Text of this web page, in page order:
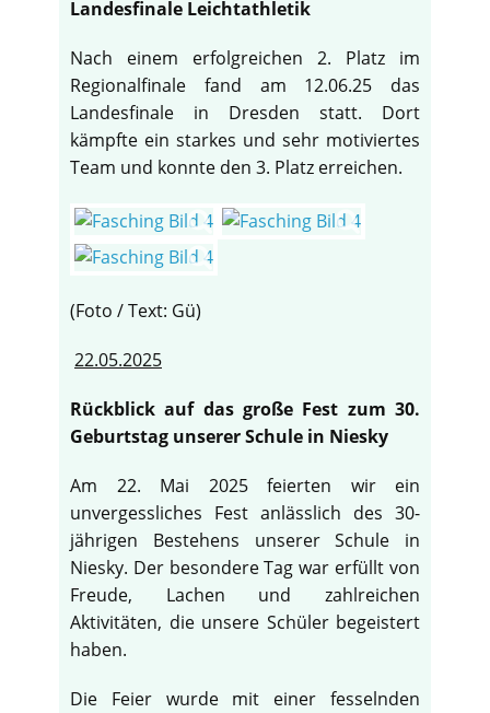
Landesfinale Leichtathletik
Nach einem erfolgreichen 2. Platz im
Regionalfinale fand am 12.06.25 das
Landesfinale in Dresden statt. Dort
kämpfte ein starkes und sehr motiviertes
Team und konnte den 3. Platz erreichen.
(Foto / Text: Gü)
22.05.2025
Rückblick auf das große Fest zum 30.
Geburtstag unserer Schule in Niesky
Am 22. Mai 2025 feierten wir ein
unvergessliches Fest anlässlich des 30-
jährigen Bestehens unserer Schule in
Niesky. Der besondere Tag war erfüllt von
Freude, Lachen und zahlreichen
Aktivitäten, die unsere Schüler begeistert
haben.
Die Feier wurde mit einer fesselnden